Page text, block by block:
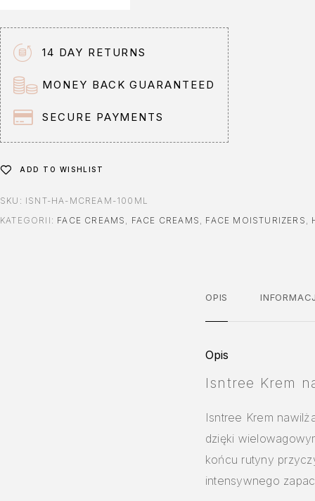
14 DAY RETURNS
MONEY BACK GUARANTEED
SECURE PAYMENTS
ADD TO WISHLIST
SKU: ISNT-HA-MCREAM-100ML
KATEGORII: FACE CREAMS FACE CREAMS FACE MOISTURIZERS
OPIS
Opis
Isntree Krem
Isntree Krem
dzięki
końcu rutyny
intensywnego